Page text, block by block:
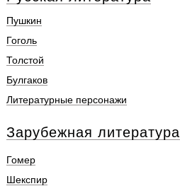
Пушкин
Гоголь
Толстой
Булгаков
Литературные персонажи
Зарубежная литература
Гомер
Шекспир